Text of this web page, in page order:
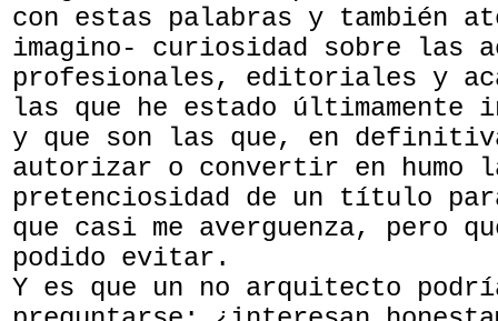
con estas palabras y también
imagino- curiosidad sobre las
profesionales, editoriales y
las que he estado últimamente
y que son las que, en
autorizar o convertir en humo
pretenciosidad de un título
que casi me averguenza, pero
podido evitar.
Y es que un no arquitecto